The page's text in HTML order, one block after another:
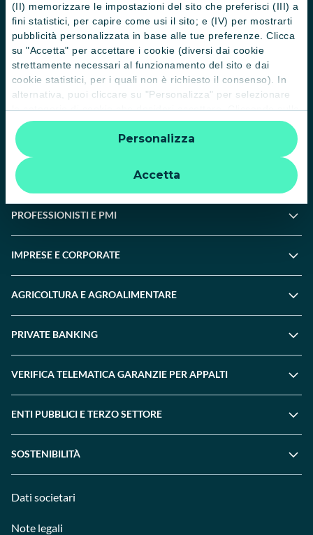
(II) memorizzare le impostazioni del sito che preferisci (III) a
fini statistici, per capire come usi il sito; e (IV) per mostrarti
pubblicità personalizzata in base alle tue preferenze. Clicca
su "Accetta" per accettare i cookie (diversi dai cookie
strettamente necessari al funzionamento del sito e dai
cookie statistici, per i quali non è richiesto il consenso). In
alternativa, puoi cliccare su "Personalizza" per selezionare
le categorie di cookie che desideri accettare. Cliccando sulla
“X” le impostazioni predefinite vengono lasciate invariate e
quindi la navigazione può continuare senza cookie o altri
strumenti di tracciamento diversi da quelli tecnici. Per
ulteriori informazioni:
informativa privacy
Accetta
Personalizza
Disconoscimento operazioni
Informative
Informativa sulla sostenibilità nel settore dei servizi finanziari
Informativa sulla presa in considerazione dei PAI
Etica e conformità
Whistleblowing
PRIVATI
PROFESSIONISTI E PMI
IMPRESE E CORPORATE
AGRICOLTURA E AGROALIMENTARE
PRIVATE BANKING
VERIFICA TELEMATICA GARANZIE PER APPALTI
ENTI PUBBLICI E TERZO SETTORE
SOSTENIBILITÀ
Dati societari
Note legali